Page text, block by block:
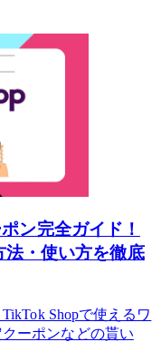
ン完全ガイド！
・使い方を徹底
Shopで使えるワ
ーポンなどの貰い